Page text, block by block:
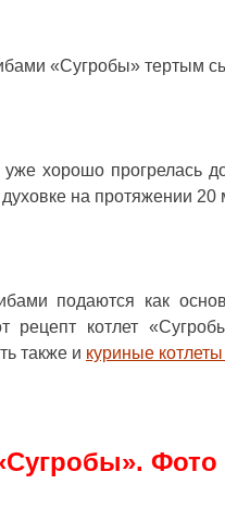
«Сугробы» тертым
хорошо прогрелась
на протяжении 20
подаются как
рецепт котлет
также и куриные
Фото